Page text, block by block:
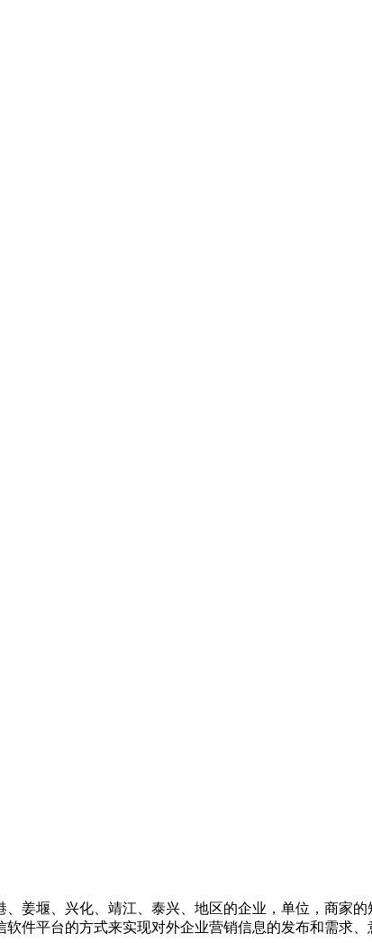
姜堰、兴化、靖江、泰兴、地区的企业，单位，商家
件平台的方式来实现对外企业营销信息的发布和需求